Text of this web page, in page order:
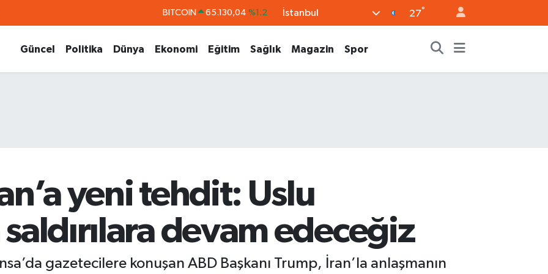
DOLAR 47,7106 %0.17
64,4046 %0.35
İstanbul 27°
Güncel Politika Dünya Ekonomi Eğitim Sağlık Magazin Spor
yeni tehdit: Uslu
devam edeceğiz
gazetecilere konuşan ABD Başkanı Trump, İran’la anlaşmanın